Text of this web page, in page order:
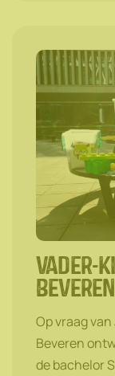
vader-
Beveren
Op vraag
Beveren
de bachelor